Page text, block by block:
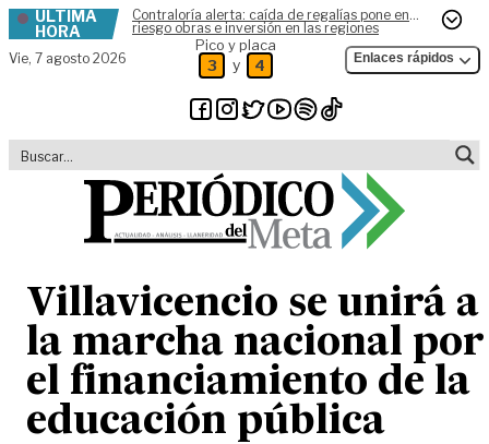
Skip to content
ÚLTIMA
HORA
Contraloría alerta: caída de regalías pone en
riesgo obras e inversión en las regiones
Vie, 7 agosto 2026
Pico y placa
3 y 4 Enlaces rápidos
Villavicencio se unirá a
la marcha nacional por
el financiamiento de la
educación pública